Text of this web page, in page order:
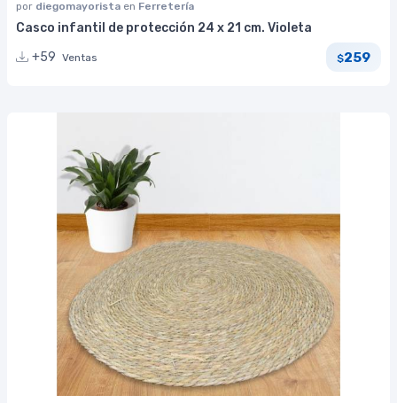
por diegomayorista en Ferretería
Casco infantil de protección 24 x 21 cm. Violeta
+59 Ventas $259